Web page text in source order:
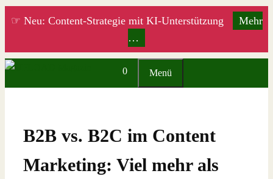
Zum
☞ Neu: Content-Strategie mit KI-Unterstützung
Mehr
…
0 Menü
B2B vs. B2C im Content
Marketing: Viel mehr als